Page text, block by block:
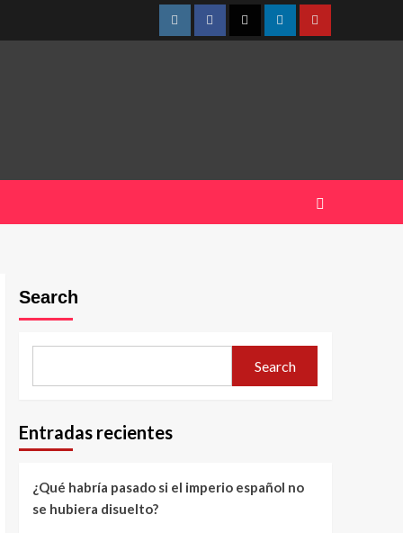
InstagramFacebookTwitterLinkedinYoutube
Search
Search
Entradas recientes
¿Qué habría pasado si el imperio español no
se hubiera disuelto?